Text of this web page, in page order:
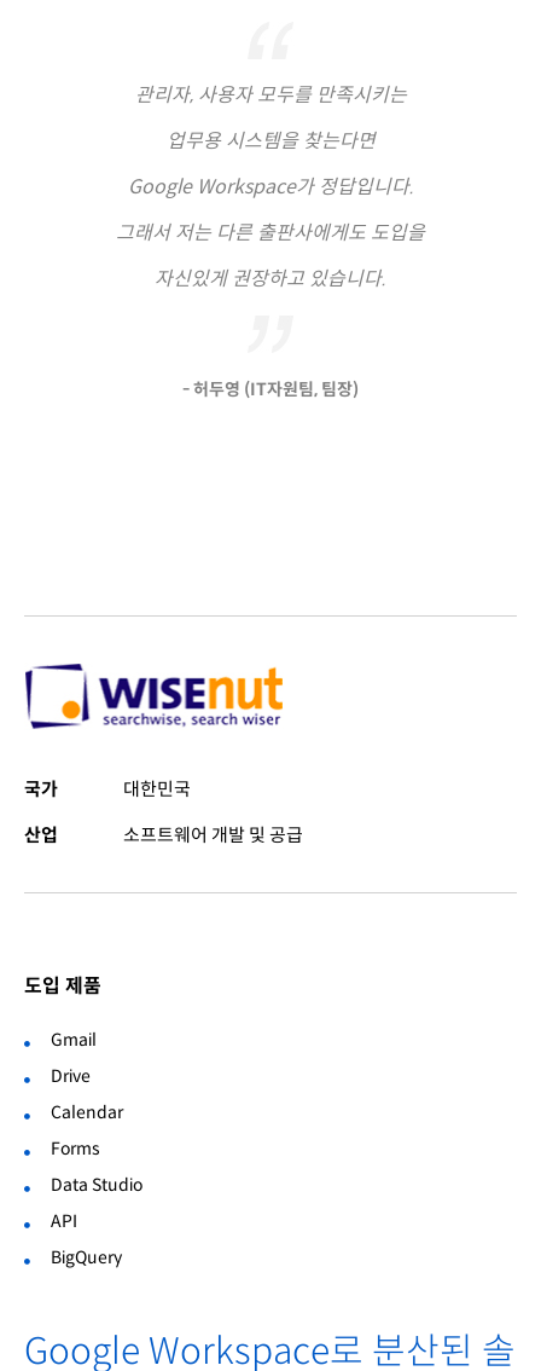
관리자, 사용자 모두를 만족시키는
업무용 시스템을 찾는다면
Google Workspace가 정답입니다.
그래서 저는 다른 출판사에게도 도입을
자신있게 권장하고 있습니다.
- 허두영 (IT자원팀, 팀장)
Google Workspace로 분산된 솔
국가
대한민국
산업
소프트웨어 개발 및 공급
도입 제품
Gmail
Drive
Calendar
Forms
Data Studio
API
BigQuery